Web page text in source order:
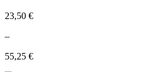
23,50 €
–
55,25 €